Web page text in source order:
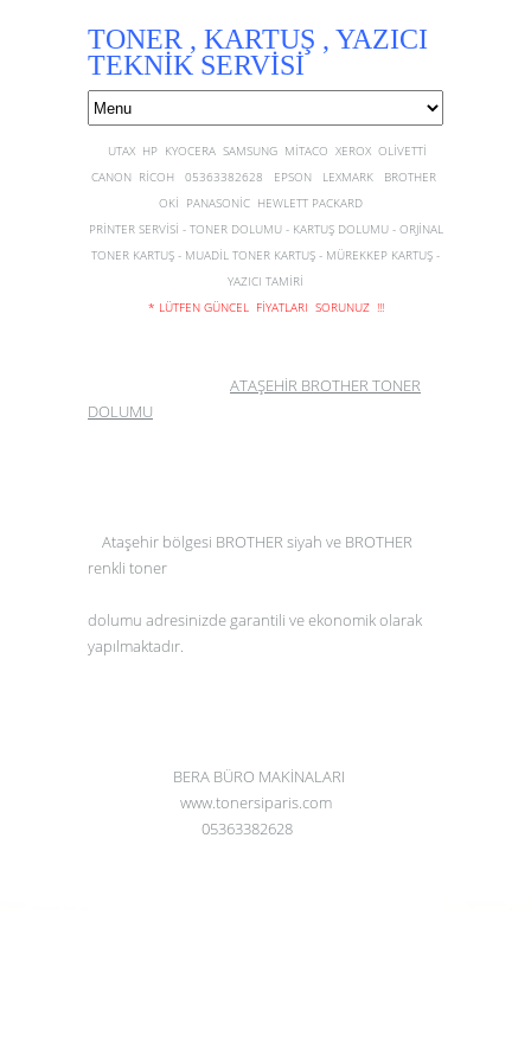
TONER , KARTUŞ , YAZICI
TEKNİK SERVİSİ
UTAX HP KYOCERA SAMSUNG MİTACO XEROX OLİVETTİ
CANON RİCOH 05363382628 EPSON LEXMARK BROTHER
OKİ PANASONİC HEWLETT PACKARD
PRİNTER SERVİSİ - TONER DOLUMU - KARTUŞ DOLUMU - ORJİNAL
TONER KARTUŞ - MUADİL TONER KARTUŞ - MÜREKKEP KARTUŞ -
YAZICI TAMİRİ
* LÜTFEN GÜNCEL FİYATLARI SORUNUZ !!!
ATAŞEHİR BROTHER TONER
DOLUMU
Ataşehir bölgesi BROTHER siyah ve BROTHER
renkli toner
dolumu adresinizde garantili ve ekonomik olarak
yapılmaktadır.
BERA BÜRO MAKİNALARI
www.tonersiparis.com
05363382628